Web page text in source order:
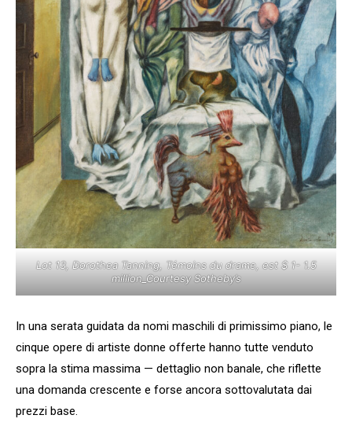
Lot 13, Dorothea Tanning, Témoins du drame, est $ 1- 1.5
million_Courtesy Sotheby’s
In una serata guidata da nomi maschili di primissimo piano, le
cinque opere di artiste donne offerte hanno tutte venduto
sopra la stima massima — dettaglio non banale, che riflette
una domanda crescente e forse ancora sottovalutata dai
prezzi base.